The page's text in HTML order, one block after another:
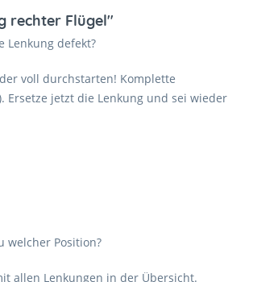
rechter Flügel"
Lenkung defekt?
voll durchstarten! Komplette
Ersetze jetzt die Lenkung und sei wieder
welcher Position?
allen Lenkungen in der Übersicht.